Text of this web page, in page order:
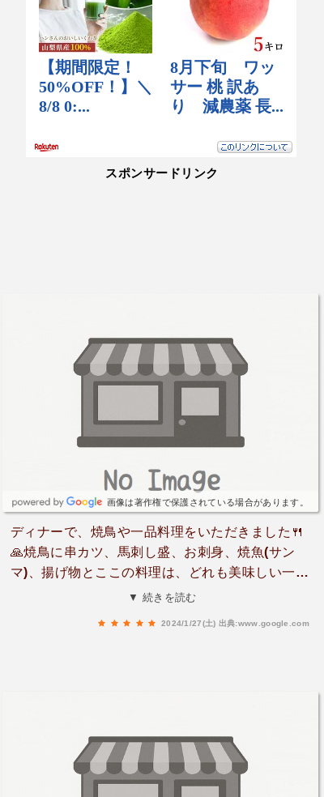
美味しいとお気に入りです。まだ行かれたことが
ない方には是非行ってみてほしいお店です。
スポンサードリンク
画像は著作権で保護されている場合があります。
ディナーで、焼鳥や一品料理をいただきました🍴
🙏焼鳥に串カツ、馬刺し盛、お刺身、焼魚(サン
マ)、揚げ物とここの料理は、どれも美味しい一品
ですよ👌焼鳥は、塩味は絶品ですし、馬刺しは、
対応も良く、とても良い居酒屋さんですね🙋
▼ 続きを読む
2024/1/27(土) 出典:www.google.com